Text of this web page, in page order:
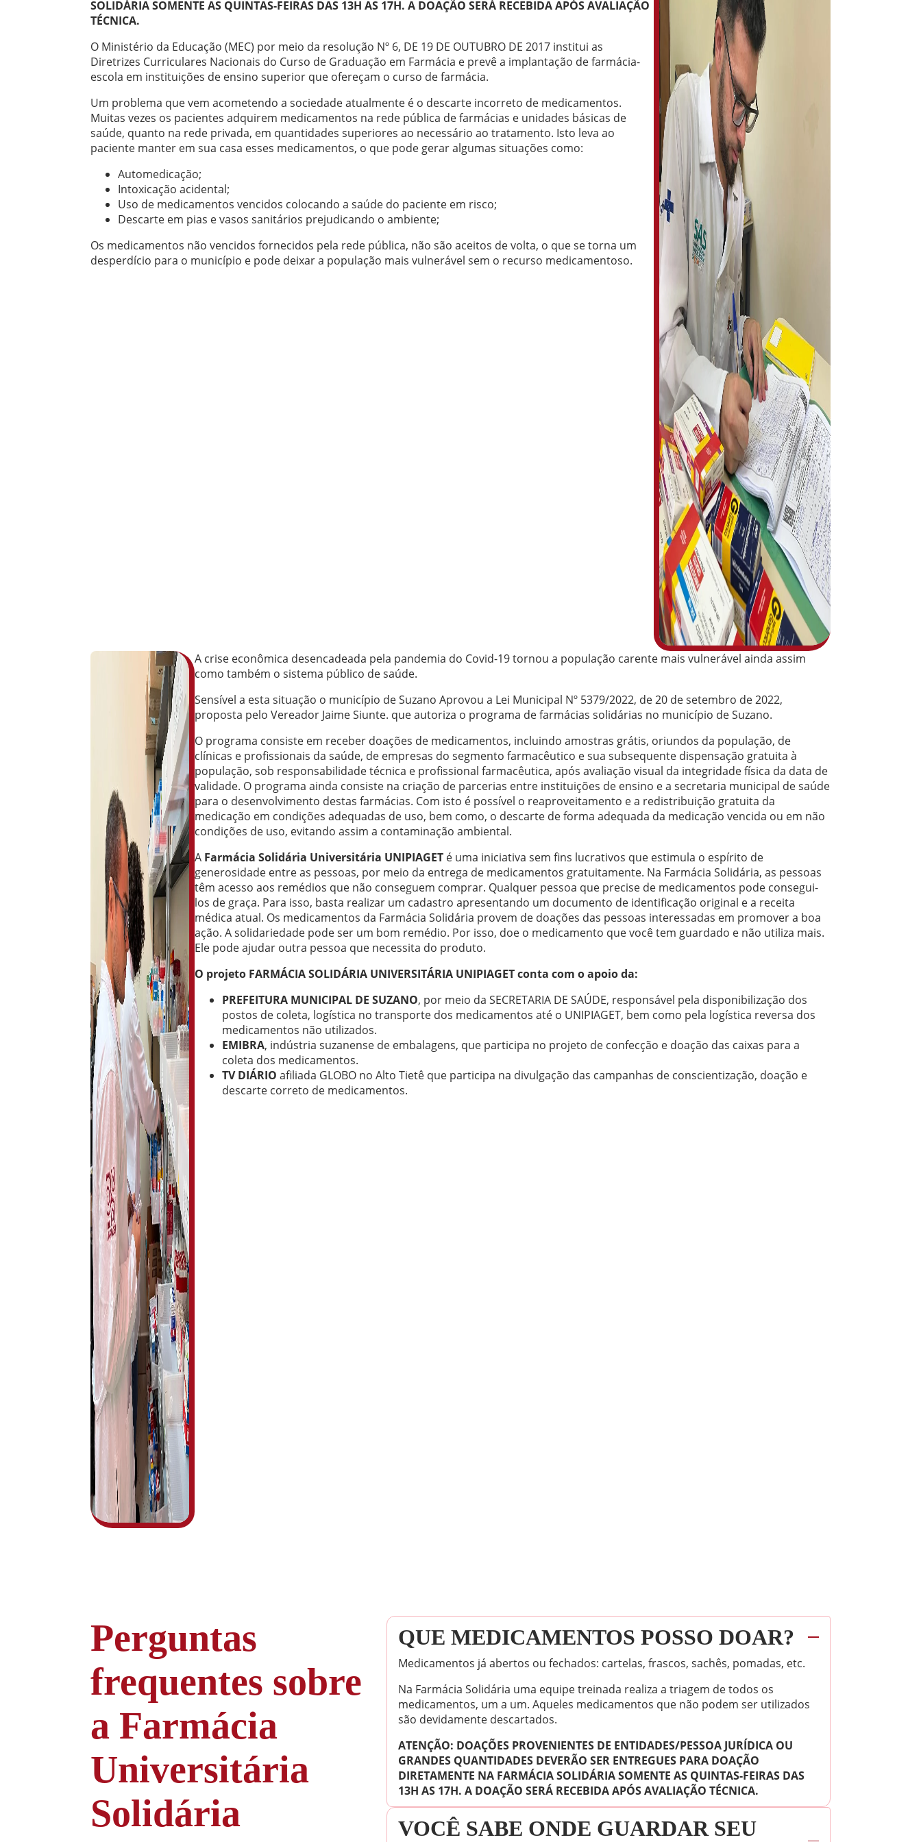
SOLIDÁRIA SOMENTE AS QUINTAS-FEIRAS DAS 13H AS 17H. A DOAÇÃO SERÁ RECEBIDA APÓS AVALIAÇÃO
TÉCNICA.
O Ministério da Educação (MEC) por meio da resolução Nº 6, DE 19 DE OUTUBRO DE 2017 institui as
Diretrizes Curriculares Nacionais do Curso de Graduação em Farmácia e prevê a implantação de farmácia-
escola em instituições de ensino superior que ofereçam o curso de farmácia.
Um problema que vem acometendo a sociedade atualmente é o descarte incorreto de medicamentos.
Muitas vezes os pacientes adquirem medicamentos na rede pública de farmácias e unidades básicas de
saúde, quanto na rede privada, em quantidades superiores ao necessário ao tratamento. Isto leva ao
paciente manter em sua casa esses medicamentos, o que pode gerar algumas situações como:
Automedicação;
Intoxicação acidental;
Uso de medicamentos vencidos colocando a saúde do paciente em risco;
Descarte em pias e vasos sanitários prejudicando o ambiente;
Os medicamentos não vencidos fornecidos pela rede pública, não são aceitos de volta, o que se torna um
desperdício para o município e pode deixar a população mais vulnerável sem o recurso medicamentoso.
A crise econômica desencadeada pela pandemia do Covid-19 tornou a população carente mais vulnerável ainda assim
como também o sistema público de saúde.
Sensível a esta situação o município de Suzano Aprovou a Lei Municipal Nº 5379/2022, de 20 de setembro de 2022,
proposta pelo Vereador Jaime Siunte. que autoriza o programa de farmácias solidárias no município de Suzano.
O programa consiste em receber doações de medicamentos, incluindo amostras grátis, oriundos da população, de
clínicas e profissionais da saúde, de empresas do segmento farmacêutico e sua subsequente dispensação gratuita à
população, sob responsabilidade técnica e profissional farmacêutica, após avaliação visual da integridade física da data de
validade. O programa ainda consiste na criação de parcerias entre instituições de ensino e a secretaria municipal de saúde
para o desenvolvimento destas farmácias. Com isto é possível o reaproveitamento e a redistribuição gratuita da
medicação em condições adequadas de uso, bem como, o descarte de forma adequada da medicação vencida ou em não
condições de uso, evitando assim a contaminação ambiental.
A Farmácia Solidária Universitária UNIPIAGET é uma iniciativa sem fins lucrativos que estimula o espírito de
generosidade entre as pessoas, por meio da entrega de medicamentos gratuitamente. Na Farmácia Solidária, as pessoas
têm acesso aos remédios que não conseguem comprar. Qualquer pessoa que precise de medicamentos pode consegui-
los de graça. Para isso, basta realizar um cadastro apresentando um documento de identificação original e a receita
médica atual. Os medicamentos da Farmácia Solidária provem de doações das pessoas interessadas em promover a boa
ação. A solidariedade pode ser um bom remédio. Por isso, doe o medicamento que você tem guardado e não utiliza mais.
Ele pode ajudar outra pessoa que necessita do produto.
O projeto FARMÁCIA SOLIDÁRIA UNIVERSITÁRIA UNIPIAGET conta com o apoio da:
PREFEITURA MUNICIPAL DE SUZANO, por meio da SECRETARIA DE SAÚDE, responsável pela disponibilização dos
postos de coleta, logística no transporte dos medicamentos até o UNIPIAGET, bem como pela logística reversa dos
medicamentos não utilizados.
EMIBRA, indústria suzanense de embalagens, que participa no projeto de confecção e doação das caixas para a
coleta dos medicamentos.
TV DIÁRIO afiliada GLOBO no Alto Tietê que participa na divulgação das campanhas de conscientização, doação e
descarte correto de medicamentos.
Perguntas
frequentes sobre
a Farmácia
Universitária
Solidária
QUE MEDICAMENTOS POSSO DOAR?
Medicamentos já abertos ou fechados: cartelas, frascos, sachês, pomadas, etc.
Na Farmácia Solidária uma equipe treinada realiza a triagem de todos os
medicamentos, um a um. Aqueles medicamentos que não podem ser utilizados
são devidamente descartados.
ATENÇÃO: DOAÇÕES PROVENIENTES DE ENTIDADES/PESSOA JURÍDICA OU
GRANDES QUANTIDADES DEVERÃO SER ENTREGUES PARA DOAÇÃO
DIRETAMENTE NA FARMÁCIA SOLIDÁRIA SOMENTE AS QUINTAS-FEIRAS DAS
13H AS 17H. A DOAÇÃO SERÁ RECEBIDA APÓS AVALIAÇÃO TÉCNICA.
VOCÊ SABE ONDE GUARDAR SEU